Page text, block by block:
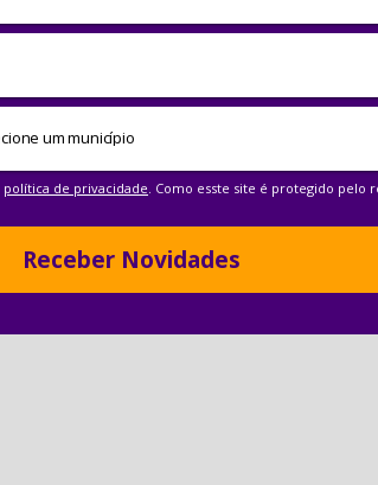
política de privacidade. Como esste site é protegido pelo
Receber Novidades